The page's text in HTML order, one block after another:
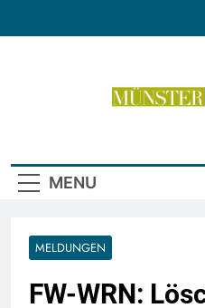
MENU
MELDUNGEN
FW-WRN: